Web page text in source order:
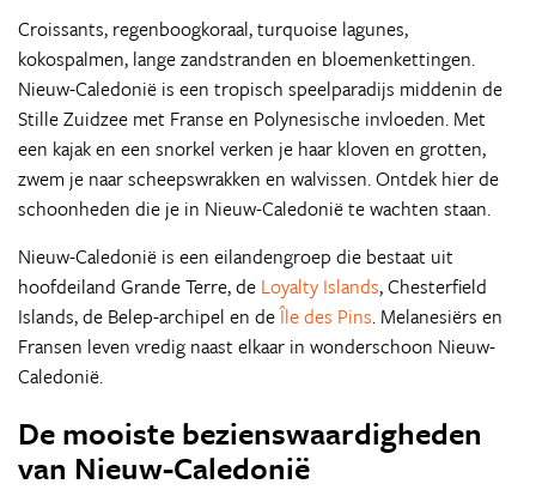
Croissants, regenboogkoraal, turquoise lagunes,
kokospalmen, lange zandstranden en bloemenkettingen.
Nieuw-Caledonië is een tropisch speelparadijs middenin de
Stille Zuidzee met Franse en Polynesische invloeden. Met
een kajak en een snorkel verken je haar kloven en grotten,
zwem je naar scheepswrakken en walvissen. Ontdek hier de
schoonheden die je in Nieuw-Caledonië te wachten staan.
Nieuw-Caledonië is een eilandengroep die bestaat uit
hoofdeiland Grande Terre, de Loyalty Islands, Chesterfield
Islands, de Belep-archipel en deÎle des Pins. Melanesiërs en
Fransen leven vredig naast elkaar in wonderschoon Nieuw-
Caledonië.
De mooiste bezienswaardigheden
van Nieuw-Caledonië